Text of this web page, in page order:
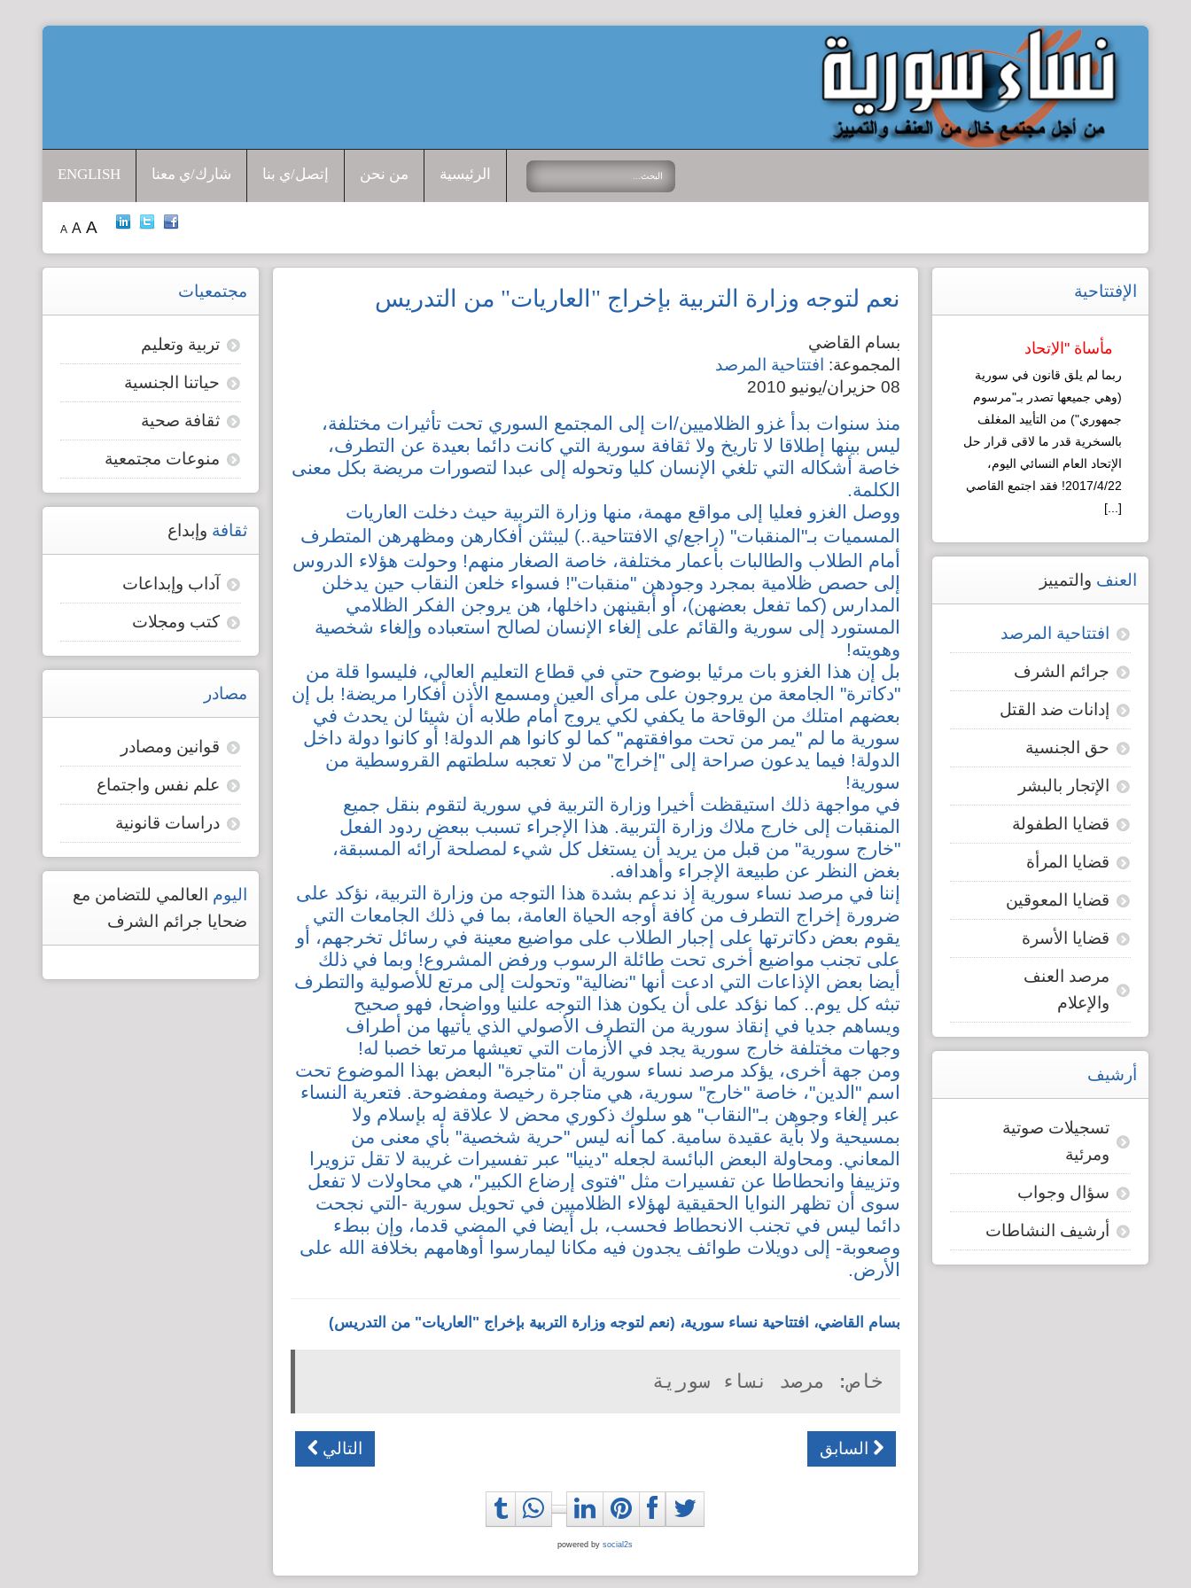
قضايا الأسرة
ENGLISH شارك/ي معنا إتصل/ي بنا من نحن الرئيسية
A A A
نعم لتوجه وزارة التربية بإخراج "العاريات" من التدريس
بسام القاضي
المجموعة: افتتاحية المرصد
08 حزيران/يونيو 2010
منذ سنوات بدأ غزو الظلاميين/ات إلى المجتمع السوري تحت تأثيرات مختلفة،
ليس بينها إطلاقا لا تاريخ ولا ثقافة سورية التي كانت دائما بعيدة عن التطرف،
خاصة أشكاله التي تلغي الإنسان كليا وتحوله إلى عبدا لتصورات مريضة بكل معنى
الكلمة.
ووصل الغزو فعليا إلى مواقع مهمة، منها وزارة التربية حيث دخلت العاريات
المسميات بـ"المنقبات" (راجع/ي الافتتاحية..) ليبثثن أفكارهن ومظهرهن المتطرف
أمام الطلاب والطالبات بأعمار مختلفة، خاصة الصغار منهم! وحولت هؤلاء الدروس
إلى حصص ظلامية بمجرد وجودهن "منقبات"! فسواء خلعن النقاب حين يدخلن
المدارس (كما تفعل بعضهن)، أو أبقينهن داخلها، هن يروجن الفكر الظلامي
المستورد إلى سورية والقائم على إلغاء الإنسان لصالح استعباده وإلغاء شخصية
وهويته!
بل إن هذا الغزو بات مرئيا بوضوح حتى في قطاع التعليم العالي، فليسوا قلة من
"دكاترة" الجامعة من يروجون على مرأى العين ومسمع الأذن أفكارا مريضة! بل إن
بعضهم امتلك من الوقاحة ما يكفي لكي يروج أمام طلابه أن شيئا لن يحدث في
سورية ما لم "يمر من تحت موافقتهم" كما لو كانوا هم الدولة! أو كانوا دولة داخل
الدولة! فيما يدعون صراحة إلى "إخراج" من لا تعجبه سلطتهم القروسطية من
سورية!
في مواجهة ذلك استيقظت أخيرا وزارة التربية في سورية لتقوم بنقل جميع
المنقبات إلى خارج ملاك وزارة التربية. هذا الإجراء تسبب ببعض ردود الفعل
"خارج سورية" من قبل من يريد أن يستغل كل شيء لمصلحة آرائه المسبقة،
بغض النظر عن طبيعة الإجراء وأهدافه.
إننا في مرصد نساء سورية إذ ندعم بشدة هذا التوجه من وزارة التربية، نؤكد على
ضرورة إخراج التطرف من كافة أوجه الحياة العامة، بما في ذلك الجامعات التي
يقوم بعض دكاترتها على إجبار الطلاب على مواضيع معينة في رسائل تخرجهم، أو
على تجنب مواضيع أخرى تحت طائلة الرسوب ورفض المشروع! وبما في ذلك
أيضا بعض الإذاعات التي ادعت أنها "نضالية" وتحولت إلى مرتع للأصولية والتطرف
تبثه كل يوم.. كما نؤكد على أن يكون هذا التوجه علنيا وواضحا، فهو صحيح
ويساهم جديا في إنقاذ سورية من التطرف الأصولي الذي يأتيها من أطراف
وجهات مختلفة خارج سورية يجد في الأزمات التي تعيشها مرتعا خصبا له!
ومن جهة أخرى، يؤكد مرصد نساء سورية أن "متاجرة" البعض بهذا الموضوع تحت
اسم "الدين"، خاصة "خارج" سورية، هي متاجرة رخيصة ومفضوحة. فتعرية النساء
عبر إلغاء وجوهن بـ"النقاب" هو سلوك ذكوري محض لا علاقة له بإسلام ولا
بمسيحية ولا بأية عقيدة سامية. كما أنه ليس "حرية شخصية" بأي معنى من
المعاني. ومحاولة البعض البائسة لجعله "دينيا" عبر تفسيرات غريبة لا تقل تزويرا
وتزييفا وانحطاطا عن تفسيرات مثل "فتوى إرضاع الكبير"، هي محاولات لا تفعل
سوى أن تظهر النوايا الحقيقية لهؤلاء الظلاميين في تحويل سورية -التي نجحت
دائما ليس في تجنب الانحطاط فحسب، بل أيضا في المضي قدما، وإن ببطء
وصعوبة- إلى دويلات طوائف يجدون فيه مكانا ليمارسوا أوهامهم بخلافة الله على
الأرض.
بسام القاضي، افتتاحية نساء سورية، (نعم لتوجه وزارة التربية بإخراج "العاريات" من التدريس)
خاص: مرصد نساء سورية
السابق التالي
powered bysocial2s
مجتمعيات
تربية وتعليم
حياتنا الجنسية
ثقافة صحية
منوعات مجتمعية
ثقافة وإبداع
آداب وإبداعات
كتب ومجلات
مصادر
قوانين ومصادر
علم نفس واجتماع
دراسات قانونية
اليوم
العالمي للتضامن مع
ضحايا جرائم الشرف
الإفتتاحية
مأساة "الإتحاد
النسائي": نموذج
العقلية السورية
لـ"التطوير"!
ربما لم يلق قانون في سورية
(وهي جميعها تصدر بـ"مرسوم
جمهوري") من التأييد المغلف
بالسخرية قدر ما لاقى قرار حل
الإتحاد العام النسائي اليوم،
2017/4/22! فقد اجتمع القاصي
[...]
Read more...
العنف والتمييز
افتتاحية المرصد
جرائم الشرف
إدانات ضد القتل
حق الجنسية
الإتجار بالبشر
قضايا الطفولة
قضايا المرأة
قضايا المعوقين
قضايا الأسرة
مرصد العنف
والإعلام
أرشيف
تسجيلات صوتية
ومرئية
سؤال وجواب
أرشيف النشاطات